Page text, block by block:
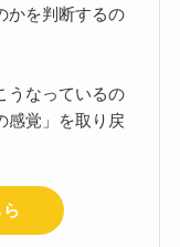
かを判断するの
うなっているの
感覚」を取り戻